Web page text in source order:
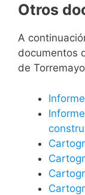
Otros
A
documentos
de